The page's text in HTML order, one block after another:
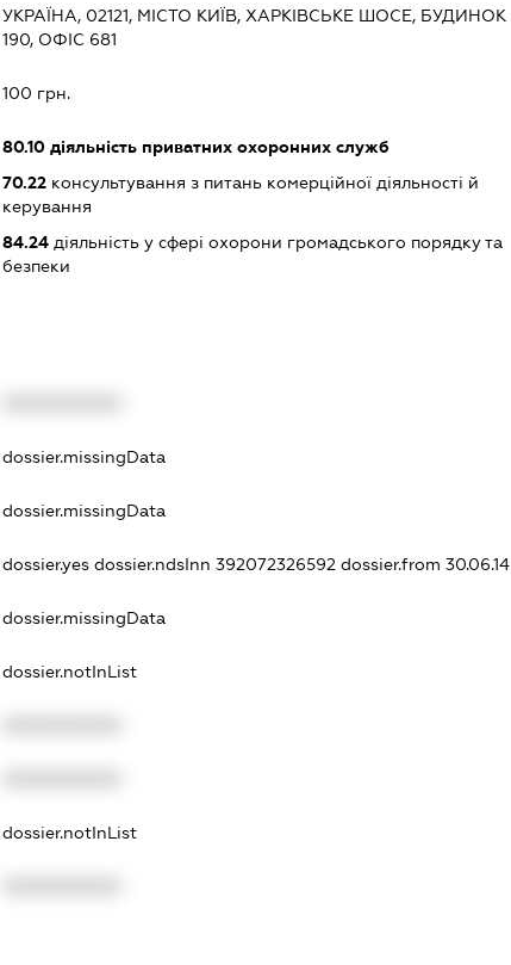
УКРАЇНА, 02121, МІСТО КИЇВ, ХАРКІВСЬКЕ ШОСЕ, БУДИНОК
190, ОФІС 681
100 грн.
80.10 діяльність приватних охоронних служб
70.22 консультування з питань комерційної діяльності й
керування
84.24 діяльність у сфері охорони громадського порядку та
безпеки
dossier.missingData
dossier.missingData
dossier.yesdossier.ndsInn 392072326592dossier.from 30.06.14
dossier.missingData
dossier.notInList
dossier.notInList